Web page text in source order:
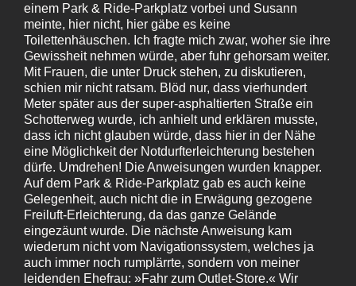
einem Park & Ride-Parkplatz vorbei und Susann
meinte, hier nicht, hier gäbe es keine
Toilettenhäuschen. Ich fragte mich zwar, woher sie ihre
Gewissheit nehmen würde, aber fuhr gehorsam weiter.
Mit Frauen, die unter Druck stehen, zu diskutieren,
schien mir nicht ratsam. Blöd nur, dass vierhundert
Meter später aus der super-asphaltierten Straße ein
Schotterweg wurde, ich anhielt und erklären musste,
dass ich nicht glauben würde, dass hier in der Nähe
eine Möglichkeit der Notdurfterleichterung bestehen
dürfe. Umdrehen! Die Anweisungen wurden knapper.
Auf dem Park & Ride-Parkplatz gab es auch keine
Gelegenheit, auch nicht die in Erwägung gezogene
Freiluft-Erleichterung, da das ganze Gelände
eingezäunt wurde. Die nächste Anweisung kam
wiederum nicht vom Navigationssystem, welches ja
auch immer noch rumplärrte, sondern von meiner
leidenden Ehefrau: »Fahr zum Outlet-Store.« Wir